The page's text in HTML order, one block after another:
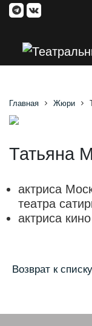
Главная Жюри
Татьяна
актриса
театра
актриса кино
Возврат к списку